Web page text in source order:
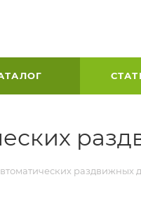
раздвижных